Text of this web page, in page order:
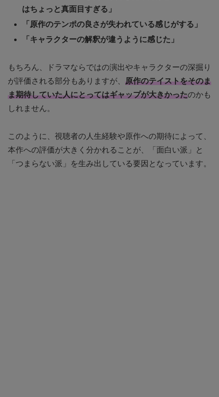
はちょっと真面目すぎる」
「原作のテンポの良さが失われている感じがする」
「キャラクターの解釈が違うように感じた」
もちろん、ドラマならではの演出やキャラクターの深掘り
が評価される部分もありますが、 原作のテイストをそのま
ま期待していた人にとってはギャップが大きかったのかも
しれません。
このように、視聴者の人生経験や原作への期待によって、
本作への評価が大きく分かれることが、「面白い派」と
「つまらない派」を生み出している要因となっています。